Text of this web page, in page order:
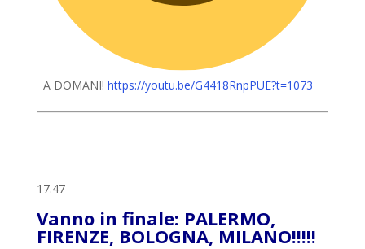
A DOMANI! https://youtu.be/G4418RnpPUE?t=1073
17.47
Vanno in finale: PALERMO,
FIRENZE, BOLOGNA, MILANO!!!!!